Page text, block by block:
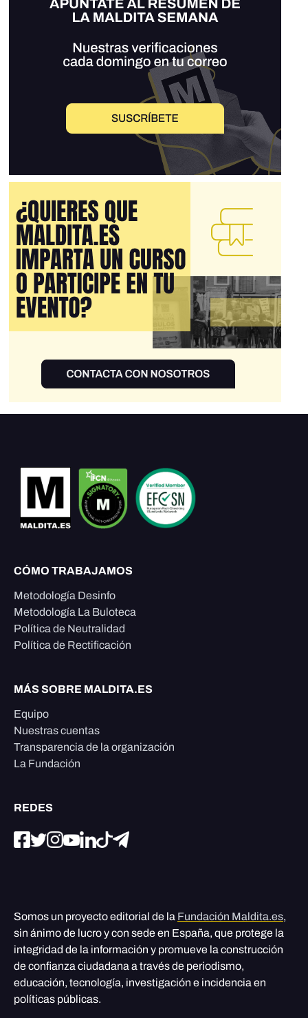
CÓMO TRABAJAMOS
Metodología Desinfo
Metodología La Buloteca
Política de Neutralidad
Política de Rectificación
MÁS SOBRE MALDITA.ES
Equipo
Nuestras cuentas
Transparencia de la organización
La Fundación
REDES
Somos un proyecto editorial de la Fundación Maldita.es,
sin ánimo de lucro y con sede en España, que protege la
integridad de la información y promueve la construcción
de confianza ciudadana a través de periodismo,
educación, tecnología, investigación e incidencia en
políticas públicas.